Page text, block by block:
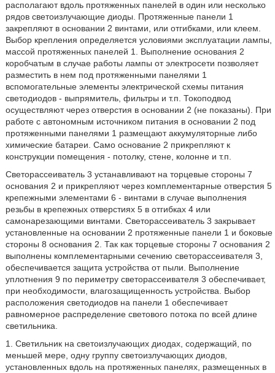
располагают вдоль протяженных панелей в один или несколько
рядов светоизлучающие диоды. Протяженные панели 1
закрепляют в основании 2 винтами, или отгибками, или клеем.
Выбор крепления определяется условиями эксплуатации лампы,
массой протяженных панелей 1. Выполнение основания 2
коробчатым в случае работы лампы от электросети позволяет
разместить в нем под протяженными панелями 1
вспомогательные элементы электрической схемы питания
светодиодов - выпрямитель, фильтры и т.п. Токоподвод
осуществляют через отверстия в основании 2 (не показаны). При
работе с автономным источником питания в основании 2 под
протяженными панелями 1 размещают аккумуляторные либо
химические батареи. Само основание 2 прикрепляют к
конструкции помещения - потолку, стене, колонне и т.п.
Светорассеиватель 3 устанавливают на торцевые стороны 7
основания 2 и прикрепляют через комплементарные отверстия 5
крепежными элементами 6 - винтами в случае выполнения
резьбы в крепежных отверстиях 5 в отгибках 4 или
самонарезающими винтами. Светорассеиватель 3 закрывает
установленные на основании 2 протяженные панели 1 и боковые
стороны 8 основания 2. Так как торцевые стороны 7 основания 2
выполнены комплементарными сечению светорассеивателя 3,
обеспечивается защита устройства от пыли. Выполнение
уплотнения 9 по периметру светорассеивателя 3 обеспечивает,
при необходимости, влагозащищенность устройства. Выбор
расположения светодиодов на панели 1 обеспечивает
равномерное распределение светового потока по всей длине
светильника.
1. Светильник на светоизлучающих диодах, содержащий, по
меньшей мере, одну группу светоизлучающих диодов,
установленных вдоль на протяженных панелях, размещенных в